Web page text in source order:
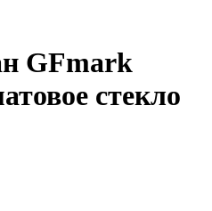
GFmark
стекло